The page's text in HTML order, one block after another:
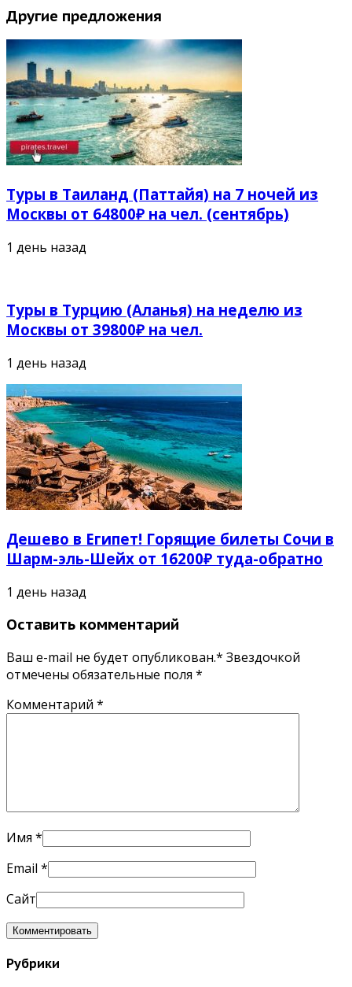
Другие предложения
Туры в Таиланд (Паттайя) на 7 ночей из
Москвы от 64800₽ на чел. (сентябрь)
1 день назад
Туры в Турцию (Аланья) на неделю из
Москвы от 39800₽ на чел.
1 день назад
Дешево в Египет! Горящие билеты Сочи в
Шарм-эль-Шейх от 16200₽ туда-обратно
1 день назад
Оставить комментарий
Ваш e-mail не будет опубликован.* Звездочкой
отмечены обязательные поля *
Комментарий *
Имя *
Email *
Сайт
Рубрики